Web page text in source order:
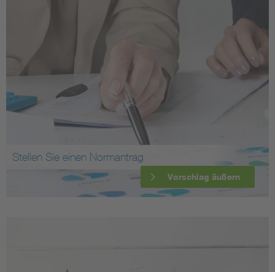
Stellen Sie einen Normantrag
Vorschlag äußern